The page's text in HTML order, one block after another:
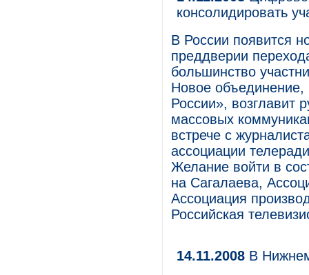
консолидировать
В России появится
преддверии
большинство
Новое
России», возглавит
массовых
встрече с
ассоциации
Желание войти в
на Сагалаева,
Ассоциация
Российская
14.11.2008 В